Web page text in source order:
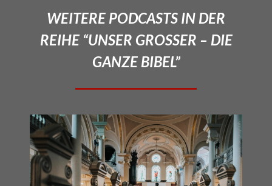
WEITERE PODCASTS IN DER
REIHE “UNSER GROSSER – DIE
GANZE BIBEL”